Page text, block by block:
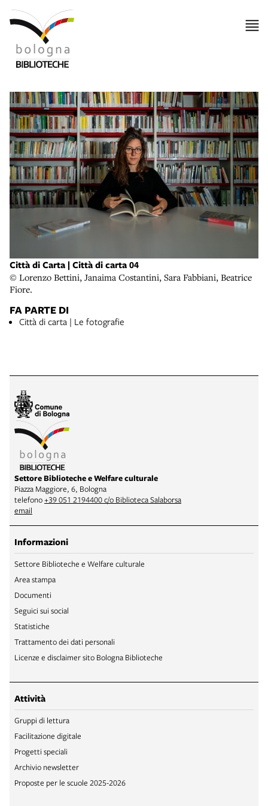
Città di Carta | Città di carta 04
© Lorenzo Bettini, Janaima Costantini, Sara Fabbiani, Beatrice
Fiore.
FA PARTE DI
Città di carta | Le fotografie
Settore Biblioteche e Welfare culturale
Piazza Maggiore, 6, Bologna
telefono+39 051 2194400 c/o Biblioteca Salaborsa
email
Informazioni
Settore Biblioteche e Welfare culturale
Area stampa
Documenti
Seguici sui social
Statistiche
Trattamento dei dati personali
Licenze e disclaimer sito Bologna Biblioteche
Attività
Gruppi di lettura
Facilitazione digitale
Progetti speciali
Archivio newsletter
Proposte per le scuole 2025-2026